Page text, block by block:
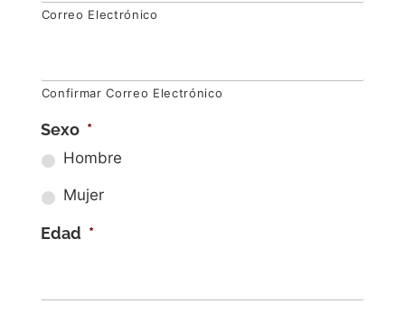
Correo Electrónico
Confirmar Correo Electrónico
Sexo *
Hombre
Mujer
Edad *